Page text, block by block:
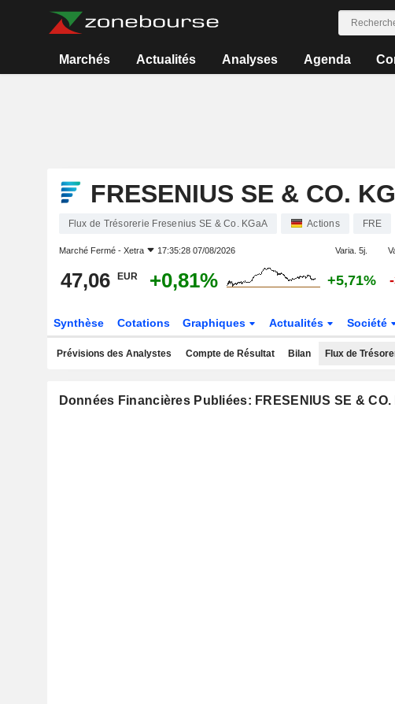
Marchés Actualités Analyses Agenda
FRESENIUS SE & CO.
Flux de Trésorerie Fresenius SE & Co. KGaA Actions FRE
Marché Fermé - Xetra 17:35:28 07/08/2026 Varia. 5j.
47,06 EUR +0,81% +5,71%
Synthèse Cotations Graphiques Actualités Société
Prévisions des Analystes Compte de Résultat Bilan Flux de
Données Financières Publiées: FRESENIUS SE & CO.